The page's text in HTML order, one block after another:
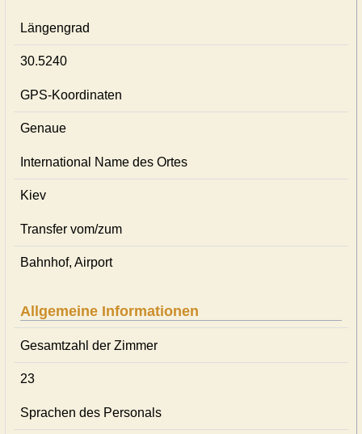
Längengrad
30.5240
GPS-Koordinaten
Genaue
International Name des Ortes
Kiev
Transfer vom/zum
Bahnhof, Airport
Allgemeine Informationen
Gesamtzahl der Zimmer
23
Sprachen des Personals